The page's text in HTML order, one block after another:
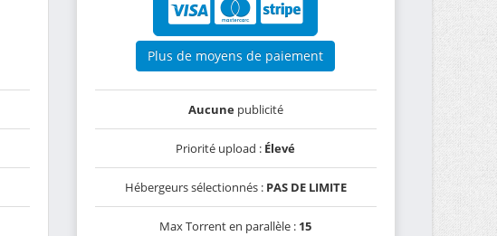
Plus de moyens de paiement
Aucunepublicité
Priorité upload : Élevé
Hébergeurs sélectionnés : PAS DE LIMITE
Max Torrent en parallèle : 15